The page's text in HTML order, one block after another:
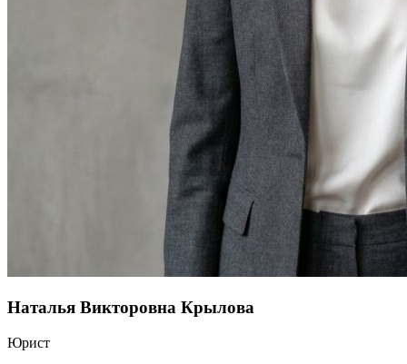
Наталья Викторовна Крылова
Юрист